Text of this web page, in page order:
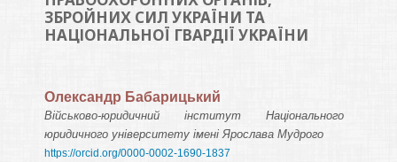
ЗБРОЙНИХ СИЛ УКРАЇНИ ТА
НАЦІОНАЛЬНОЇ ГВАРДІЇ УКРАЇНИ
Олександр Бабарицький
Військово-юридичний інститут Національного
юридичного університету імені Ярослава Мудрого
https://orcid.org/0000-0002-1690-1837